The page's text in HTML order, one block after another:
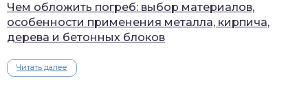
Чем обложить погреб: выбор материалов,
особенности применения металла, кирпича,
дерева и бетонных блоков
Читать далее